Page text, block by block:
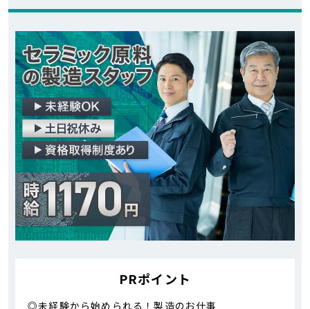
PRポイント
◎未経験から始められる！製造のお仕事